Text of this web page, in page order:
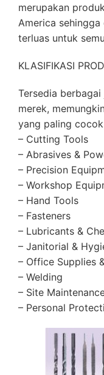
merupakan
America
terluas untuk
KLASIFIKASI
Tersedia
merek,
yang paling
– Cutting Tools
– Abrasives &
– Precision
– Workshop
– Hand Tools
– Fasteners
– Lubricants &
– Janitorial &
– Office Supplies
– Welding
– Site
– Personal